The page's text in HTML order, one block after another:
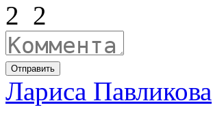
2 2
Отправить
Лариса Павликова